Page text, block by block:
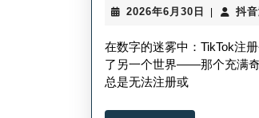
2026年6月30日
2026
6
月
30
抖
在数字的迷雾中：TikTok注
了另一个世界——那个充满奇
总是无法注册或